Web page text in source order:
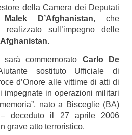
della Camera dei Deputati
D’Afghanistan, che
sull’impegno delle
Afghanistan.
sarà commemorato Carlo De
sostituto Ufficiale di
d’Onore alle vittime di atti di
impegnate in operazioni militari
nato a Bisceglie (BA)
deceduto il 27 aprile 2006
grave atto terroristico.